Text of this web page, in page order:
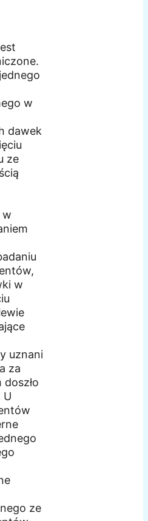
w
dawek
ze
w
w
uznani
za
U
ze